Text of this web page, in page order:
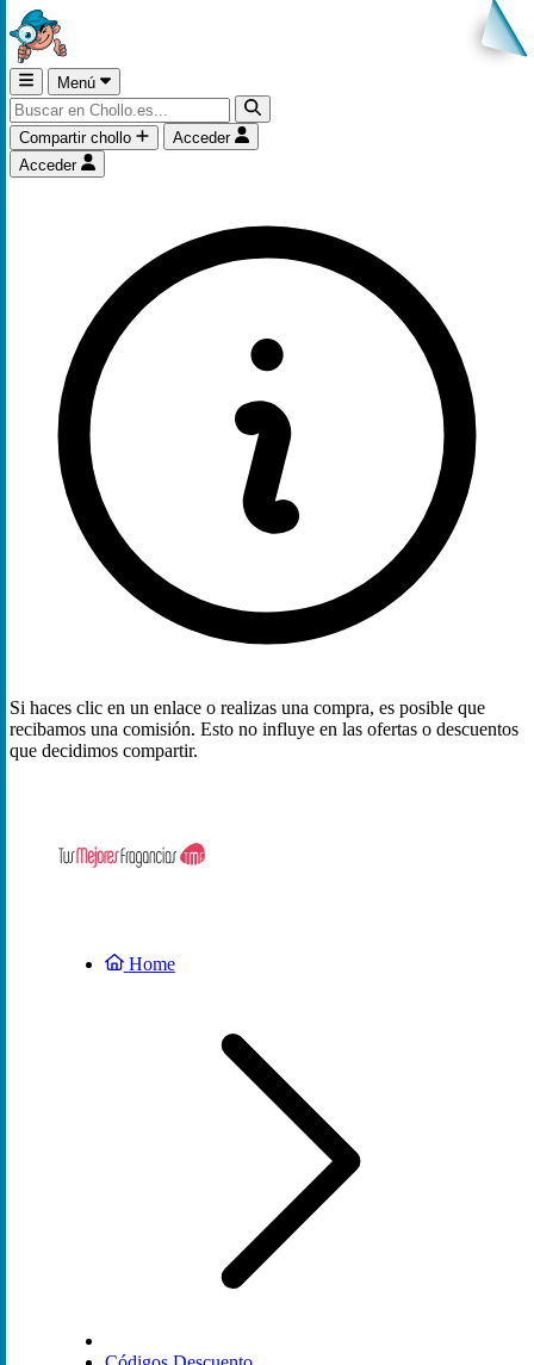
Menú
Compartir chollo
Acceder
Acceder
Si haces clic en un enlace o realizas una compra, es posible que
recibamos una comisión. Esto no influye en las ofertas o descuentos
que decidimos compartir.
Home